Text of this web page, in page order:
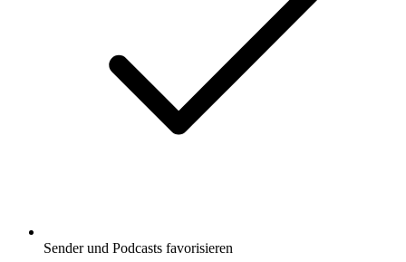
Sender und Podcasts favorisieren